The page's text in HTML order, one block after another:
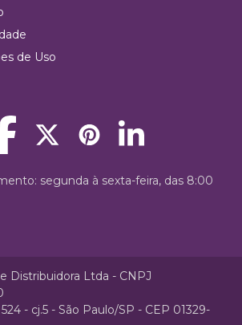
de Uso
segunda à sexta-feira, das 8:00
Distribuidora Ltda - CNPJ
- cj.5 - São Paulo/SP - CEP 01329-